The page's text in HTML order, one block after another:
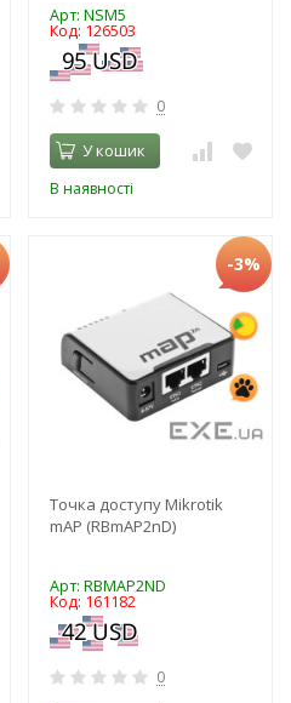
Арт: NSM5
Код: 126503
0
У кошик
В наявності
-3%
Точка доступу Mikrotik
mAP (RBmAP2nD)
Арт: RBMAP2ND
Код: 161182
0